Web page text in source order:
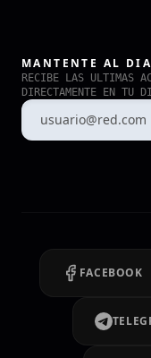
MANTENTE AL DIA
RECIBE LAS ULTIMAS
DIRECTAMENTE EN TU
FACEBOOK